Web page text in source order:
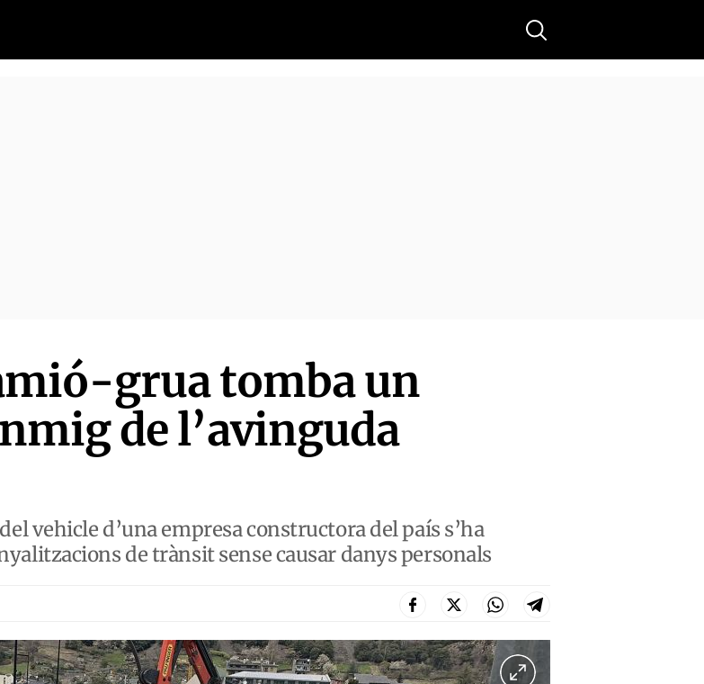
Buscar
grua tomba un
de l’avinguda
vehicle d’una empresa constructora del país s’ha
de trànsit sense causar danys personals